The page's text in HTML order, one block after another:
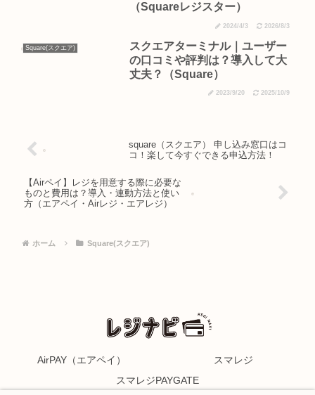
（Squareレジスター）
2024/4/3 2026/8/3
Square(スクエア)
スクエアターミナル｜ユーザー
の口コミや評判は？導入して大
丈夫？（Square）
2023/9/20 2025/10/9
square（スクエア） 申し込み窓口はコ
コ！楽して今すぐできる申込方法！
【Airペイ】レジを用意する際に必要な
ものと費用は？導入・連動方法と使い
方（エアペイ・Airレジ・エアレジ）
ホーム Square(スクエア)
AirPAY（エアペイ）
スマレジ
スマレジPAYGATE